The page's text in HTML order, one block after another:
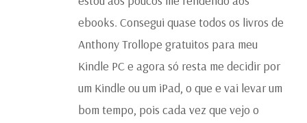
ebooks. Consegui quase todos os livros de
Anthony Trollope gratuitos para meu
Kindle PC e agora só resta me decidir por
um Kindle ou um iPad, o que e vai levar um
bom tempo, pois cada vez que vejo o